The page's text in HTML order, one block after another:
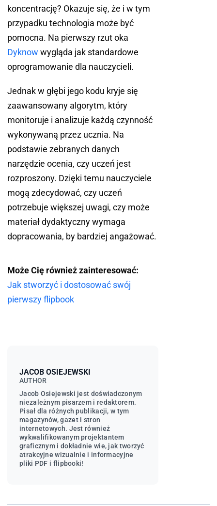
koncentrację? Okazuje się, że i w tym
przypadku technologia może być
pomocna. Na pierwszy rzut oka
Dyknow wygląda jak standardowe
oprogramowanie dla nauczycieli.
Jednak w głębi jego kodu kryje się
zaawansowany algorytm, który
monitoruje i analizuje każdą czynność
wykonywaną przez ucznia. Na
podstawie zebranych danych
narzędzie ocenia, czy uczeń jest
rozproszony. Dzięki temu nauczyciele
mogą zdecydować, czy uczeń
potrzebuje większej uwagi, czy może
materiał dydaktyczny wymaga
dopracowania, by bardziej angażować.
Może Cię również zainteresować:
Jak stworzyć i dostosować swój
pierwszy flipbook
JACOB OSIEJEWSKI
AUTHOR
Jacob Osiejewski jest doświadczonym
niezależnym pisarzem i redaktorem.
Pisał dla różnych publikacji, w tym
magazynów, gazet i stron
internetowych. Jest również
wykwalifikowanym projektantem
graficznym i dokładnie wie, jak tworzyć
atrakcyjne wizualnie i informacyjne
pliki PDF i flipbooki!